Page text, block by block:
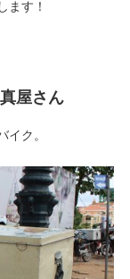
ます！
屋さん
イク。